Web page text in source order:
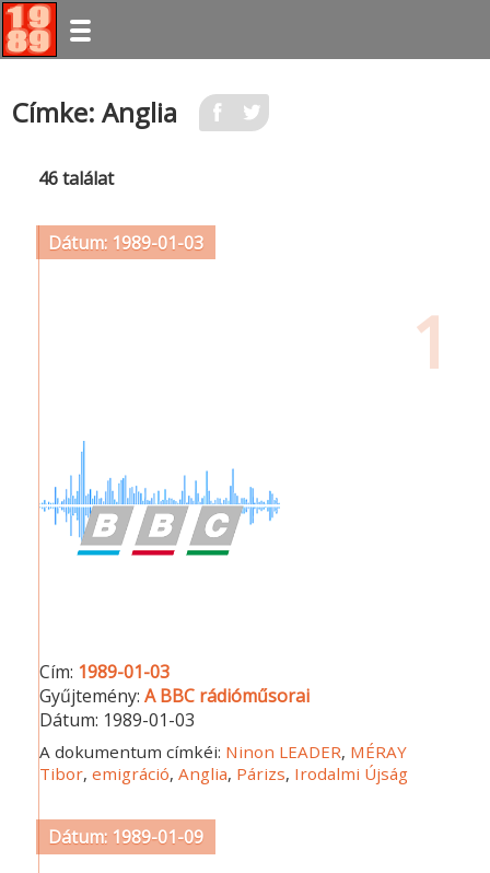
Ugrás
Címke: Anglia
46 találat
Dátum: 1989-01-03
1
Cím: 1989-01-03
Gyűjtemény:A BBC rádióműsorai
Dátum: 1989-01-03
A dokumentum címkéi: Ninon LEADER, MÉRAY
Tibor,emigráció,Anglia, Párizs, Irodalmi Újság
Dátum: 1989-01-09